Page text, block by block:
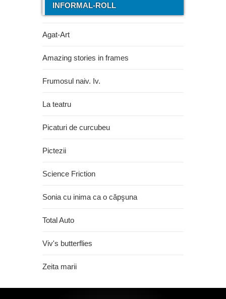
INFORMAL-ROLL
Agat-Art
Amazing stories in frames
Frumosul naiv. Iv.
La teatru
Picaturi de curcubeu
Pictezii
Science Friction
Sonia cu inima ca o căpşuna
Total Auto
Viv's butterflies
Zeita marii